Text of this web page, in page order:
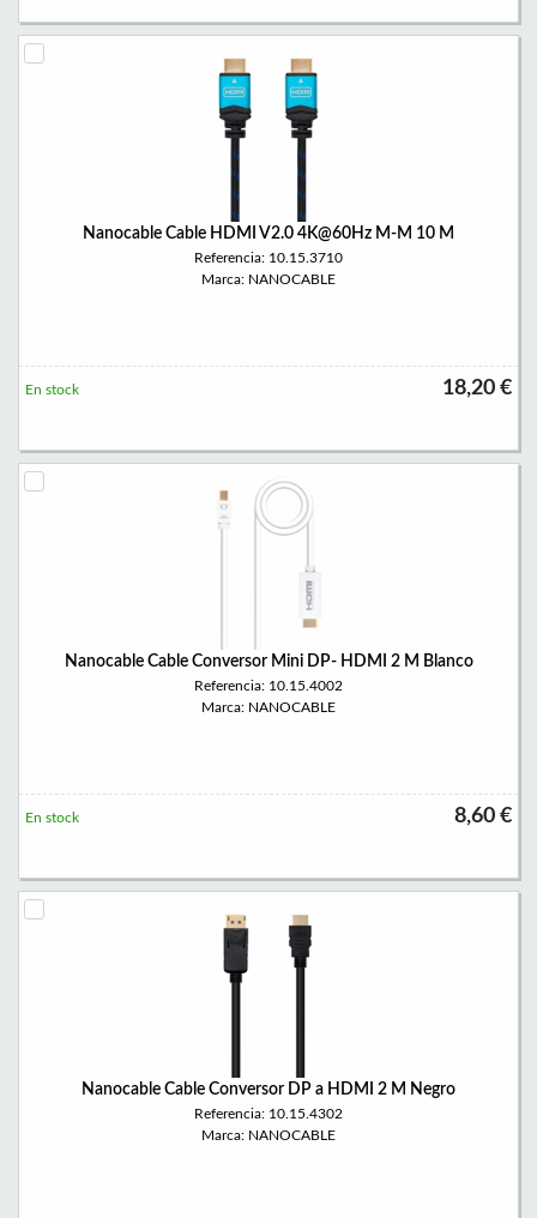
Nanocable Cable HDMI V2.0 4K@60Hz M-M 10 M
Referencia: 10.15.3710
Marca: NANOCABLE
18,20 €
En stock
Nanocable Cable Conversor Mini DP- HDMI 2 M Blanco
Referencia: 10.15.4002
Marca: NANOCABLE
8,60 €
En stock
Nanocable Cable Conversor DP a HDMI 2 M Negro
Referencia: 10.15.4302
Marca: NANOCABLE